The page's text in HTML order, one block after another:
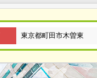
東京都町田市木曽東